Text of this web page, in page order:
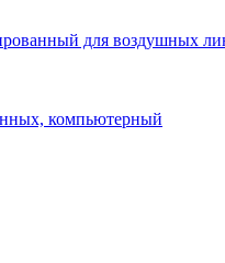
для воздушных
компьютерный